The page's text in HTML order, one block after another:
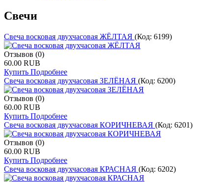
Свечи
Свеча восковая двухчасовая ЖЁЛТАЯ (Код: 6199)
Отзывов (0)
60.00 RUB
Купить Подробнее
Свеча восковая двухчасовая ЗЕЛЁНАЯ (Код: 6200)
Отзывов (0)
60.00 RUB
Купить Подробнее
Свеча восковая двухчасовая КОРИЧНЕВАЯ (Код: 6201)
Отзывов (0)
60.00 RUB
Купить Подробнее
Свеча восковая двухчасовая КРАСНАЯ (Код: 6202)